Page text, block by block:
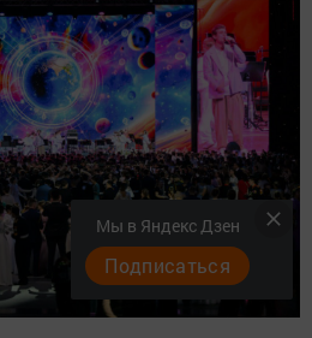
Мы в Яндекс Дзен
Подписаться